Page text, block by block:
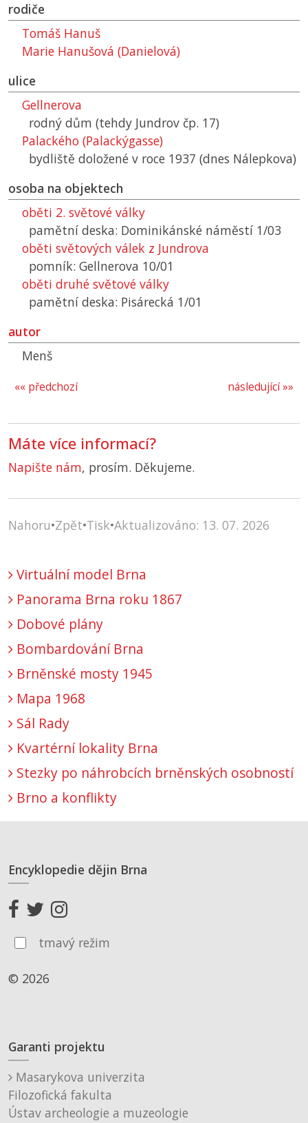
rodiče
Tomáš Hanuš
Marie Hanušová (Danielová)
ulice
Gellnerova
rodný dům (tehdy Jundrov čp. 17)
Palackého (Palackýgasse)
bydliště doložené v roce 1937 (dnes Nálepkova)
osoba na objektech
oběti 2. světové války
pamětní deska: Dominikánské náměstí 1/03
oběti světových válek z Jundrova
pomník: Gellnerova 10/01
oběti druhé světové války
pamětní deska: Pisárecká 1/01
autor
Menš
následující »»
«« předchozí
Máte více informací?
Napište nám, prosím. Děkujeme.
Nahoru•Zpět•Tisk•Aktualizováno: 13. 07. 2026
Virtuální model Brna
Panorama Brna roku 1867
Dobové plány
Bombardování Brna
Brněnské mosty 1945
Mapa 1968
Sál Rady
Kvartérní lokality Brna
Stezky po náhrobcích brněnských osobností
Brno a konflikty
Encyklopedie dějin Brna
tmavý režim
© 2026
Garanti projektu
Masarykova univerzita
Filozofická fakulta
Ústav archeologie a muzeologie